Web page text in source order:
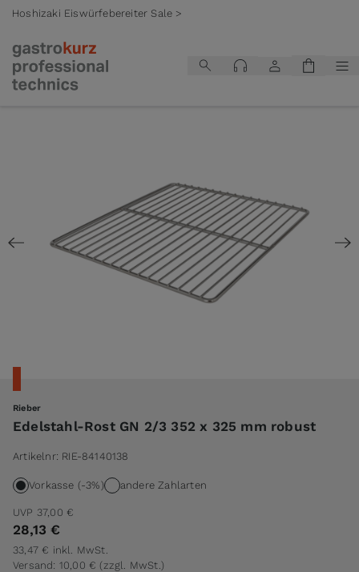
Hoshizaki Eiswürfebereiter Sale >
Rieber
Edelstahl-Rost GN 2/3 352 x 325 mm robust
Artikelnr: RIE-84140138
Vorkasse (-3%) andere Zahlarten
UVP 37,00 €
28,13 €
33,47 € inkl. MwSt.
Versand: 10,00 € (zzgl. MwSt.)